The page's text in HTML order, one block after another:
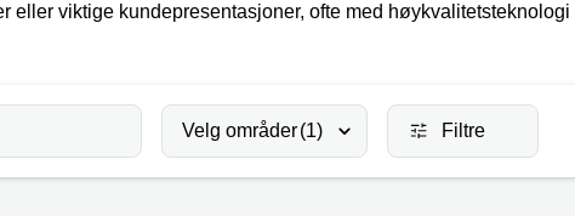
eller viktige kundepresentasjoner, ofte med høykvalitetsteknologi
Velg områder(1) Filtre